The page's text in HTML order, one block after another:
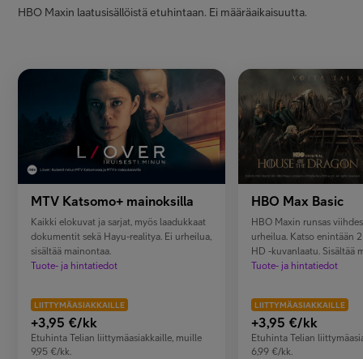
HBO Maxin laatusisällöistä etuhintaan. Ei määräaikaisuutta.
MTV Katsomo+ mainoksilla
Kaikki elokuvat ja sarjat, myös laadukkaat
dokumentit sekä Hayu-realitya. Ei urheilua,
sisältää mainontaa.
Tuote- ja hintatiedot
LIITTYMÄASIAKKAILLE
+3,95 €/kk
Etuhinta Telian liittymäasiakkaille, muille
9,95 €/kk.
HBO Max Basic
HBO Maxin runsas
urheilua. Katso enintään
HD -kuvanlaatu. Sisältää
Tuote- ja hintatiedot
LIITTYMÄASIAKKAILLE
+3,95 €/kk
Etuhinta Telian
6,99 €/kk.